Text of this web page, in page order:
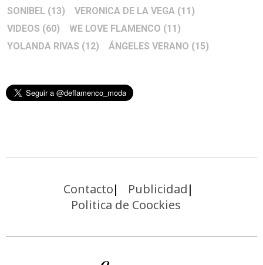
SONIBEL (13) VERONICA DE LA VEGA (11)
VIDEOS (60) WE LOVE FLAMENCO (11)
YOLANDA RIVAS (12) ÁNGELES VERANO (15)
Contacto
Publicidad
Politica de Coockies